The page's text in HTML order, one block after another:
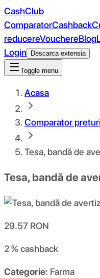
CashClub
ComparatorCashback
reducereVouchereBlog
Login
Descarca extensia
Toggle menu
Acasa
Comparator preturi
Tesa, bandă de
Tesa, bandă de
29.57 RON
2 %cashback
Categorie: Farma